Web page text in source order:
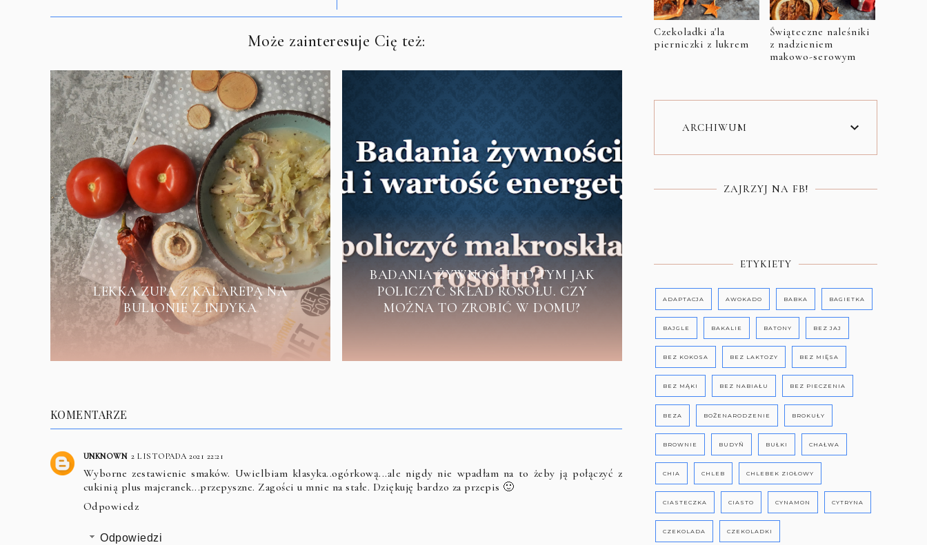
Może zainteresuje Cię też:
LEKKA ZUPA Z KALAREPĄ NA
BULIONIE Z INDYKA
BADANIA ŻYWNOŚCI I O TYM JAK
POLICZYĆ SKŁAD ROSOŁU. CZY
MOŻNA TO ZROBIĆ W DOMU?
KOMENTARZE
UNKNOWN 2 LISTOPADA 2021 22:21
Wyborne zestawienie smaków. Uwielbiam klasyka..ogórkową...ale nigdy nie wpadłam na to żeby ją połączyć z
cukinią plus majeranek...przepyszne. Zagości u mnie na stałe. Dziękuję bardzo za przepis 🙂
Odpowiedz
Odpowiedzi
Czekoladki a'la
pierniczki z lukrem
Świąteczne naleśniki
z nadzieniem
makowo-serowym
ARCHIWUM
ZAJRZYJ NA FB!
ETYKIETY
ADAPTACJA AWOKADO BABKA BAGIETKA
BAJGLE BAKALIE BATONY BEZ JAJ
BEZ KOKOSA BEZ LAKTOZY BEZ MIĘSA
BEZ MĄKI BEZ NABIAŁU BEZ PIECZENIA
BEZA BOŻENARODZENIE BROKUŁY
BROWNIE BUDYŃ BUŁKI CHAŁWA
CHIA CHLEB CHLEBEK ZIOŁOWY
CIASTECZKA CIASTO CYNAMON CYTRYNA
CZEKOLADA CZEKOLADKI